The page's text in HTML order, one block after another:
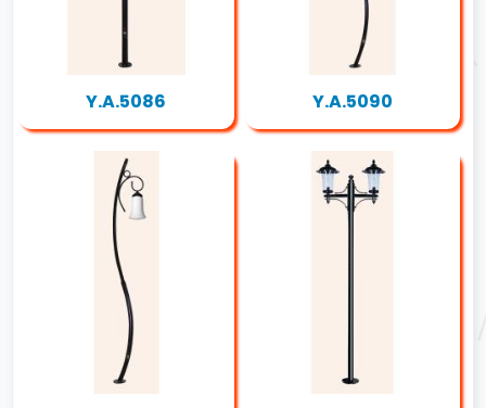
Y.A.5086 Y.A.5090